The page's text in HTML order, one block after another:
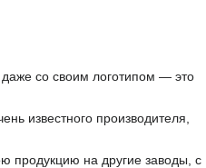
со своим логотипом — это
известного производителя,
продукцию на другие заводы, с